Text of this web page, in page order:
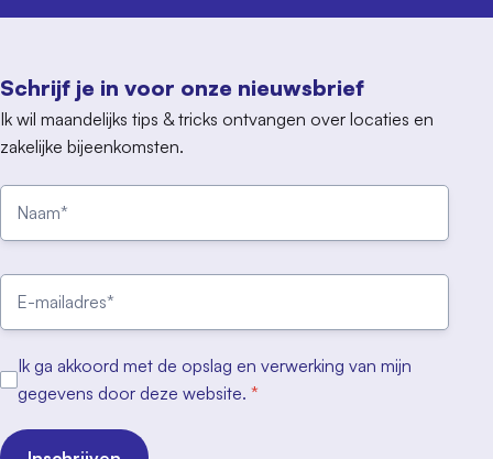
Schrijf je in voor onze nieuwsbrief
Ik wil maandelijks tips & tricks ontvangen over locaties en
zakelijke bijeenkomsten.
Ik ga akkoord met de opslag en verwerking van mijn
gegevens door deze website. *